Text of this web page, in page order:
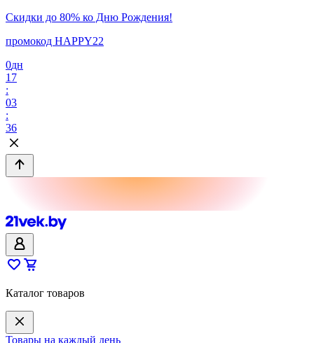
Скидки до 80% ко Дню Рождения!
промокод HAPPY22
0дн
17
:
03
:
36
Каталог товаров
Товары на каждый день